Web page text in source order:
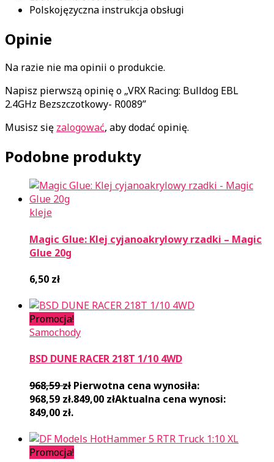
Polskojęzyczna instrukcja obsługi
Opinie
Na razie nie ma opinii o produkcie.
Napisz pierwszą opinię o „VRX Racing: Bulldog EBL
2.4GHz Bezszczotkowy- R0089”
Musisz się zalogować, aby dodać opinię.
Podobne produkty
kleje
Magic Glue: Klej cyjanoakrylowy rzadki – Magic
Glue 20g
6,50 zł
Promocja!
Samochody
BSD DUNE RACER 218T 1/10 4WD
968,59zł Pierwotna cena wynosiła:
968,59 zł.849,00 złAktualna cena wynosi:
849,00 zł.
Promocja!